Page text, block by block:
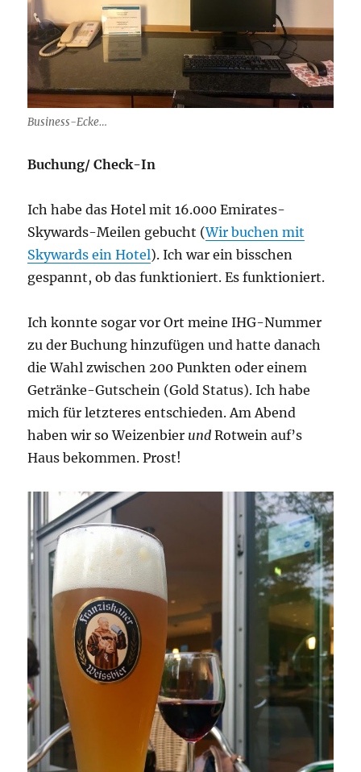
Business-Ecke…
Buchung/ Check-In
Ich habe das Hotel mit 16.000 Emirates-
Skywards-Meilen gebucht (Wir buchen mit
Skywards ein Hotel). Ich war ein bisschen
gespannt, ob das funktioniert. Es funktioniert.
Ich konnte sogar vor Ort meine IHG-Nummer
zu der Buchung hinzufügen und hatte danach
die Wahl zwischen 200 Punkten oder einem
Getränke-Gutschein (Gold Status). Ich habe
mich für letzteres entschieden. Am Abend
haben wir so Weizenbier und Rotwein auf’s
Haus bekommen. Prost!